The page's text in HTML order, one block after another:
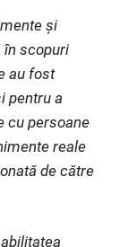
și
în scopuri
au fost
pentru a
cu persoane
reale
de către